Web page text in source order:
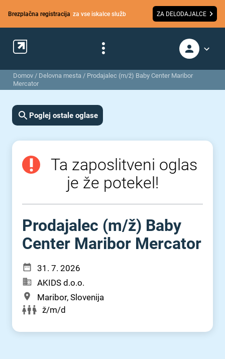
Brezplačna registracija za vse iskalce služb ZA DELODAJALCE
Domov / Delovna mesta / Prodajalec (m/ž) Baby Center Maribor
Mercator
Poglej ostale oglase
Ta zaposlitveni oglas
je že potekel!
Prodajalec (m⁠/⁠ž) Baby
Center Maribor Mercator
31. 7. 2026
AKIDS d.o.o.
Maribor, Slovenija
ž/m/d